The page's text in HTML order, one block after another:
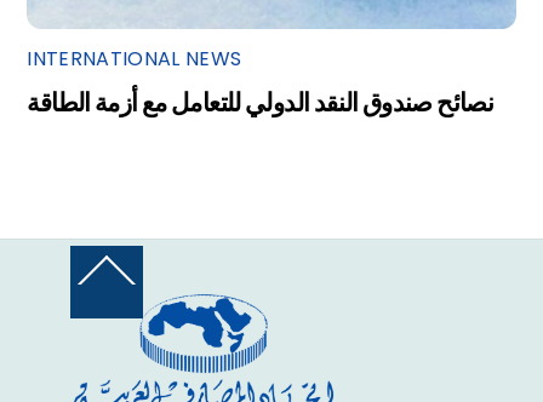
INTERNATIONAL NEWS
نصائح صندوق النقد الدولي للتعامل مع أزمة الطاقة
Back
Top